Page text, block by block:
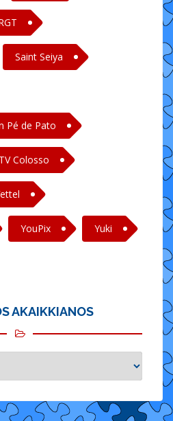
Saint Seiya
Pé de Pato
TV Colosso
YouPix Yuki
AKAIKKIANOS